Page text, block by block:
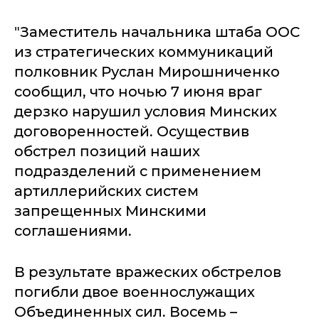
"Заместитель начальника штаба ООС
из стратегических коммуникаций
полковник Руслан Мирошниченко
сообщил, что ночью 7 июня враг
дерзко нарушил условия Минских
договоренностей. Осуществив
обстрел позиций наших
подразделений с применением
артиллерийских систем
запрещенных Минскими
соглашениями.
В результате вражеских обстрелов
погибли двое военнослужащих
Объединенных сил. Восемь –